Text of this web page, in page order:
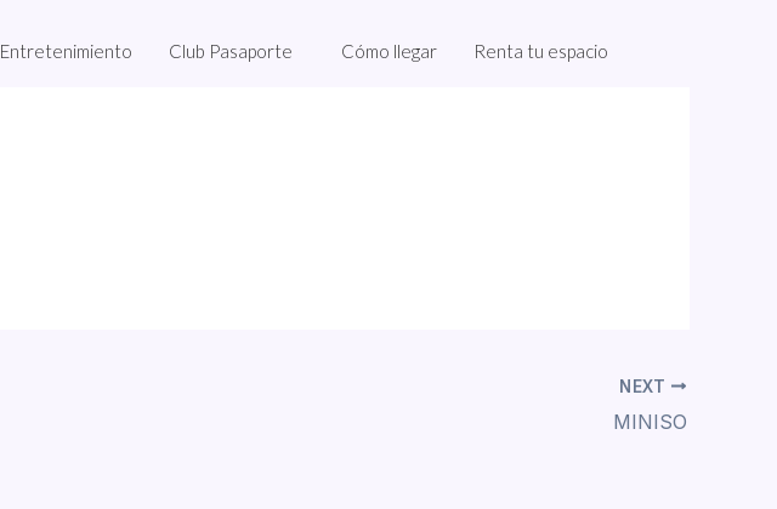
Entretenimiento Club Pasaporte Cómo llegar Renta tu espacio
NEXT
MINISO